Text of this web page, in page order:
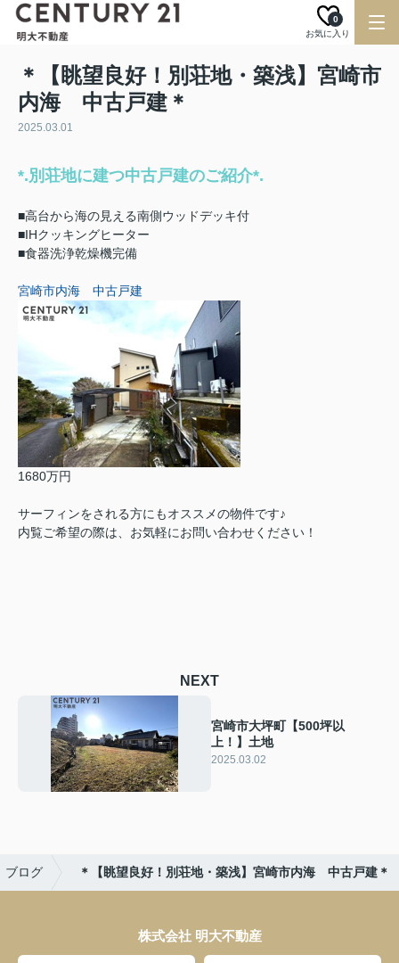
お気に入り
0
＊【眺望良好！別荘地・築浅】宮崎市
内海 中古戸建＊
2025.03.01
*.別荘地に建つ中古戸建のご紹介*.
■高台から海の見える南側ウッドデッキ付
■IHクッキングヒーター
■食器洗浄乾燥機完備
宮崎市内海 中古戸建
1680万円
サーフィンをされる方にもオススメの物件です♪
内覧ご希望の際は、お気軽にお問い合わせください！
NEXT
宮崎市大坪町【500坪以
上！】土地
2025.03.02
ブログ ＊【眺望良好！別荘地・築浅】宮崎市内海 中古戸建＊
株式会社 明大不動産